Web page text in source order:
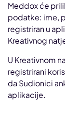
Meddox će
podatke: ime,
registriran u
Kreativnog
U Kreativnom
registrirani
da Sudionici
aplikacije.